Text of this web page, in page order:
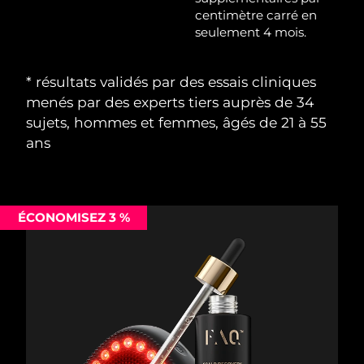
centimètre carré en
seulement 4 mois.
* résultats validés par des essais cliniques
menés par des experts tiers auprès de 34
sujets, hommes et femmes, âgés de 21 à 55
ans
ÉCONOMISEZ 3 %
Livraison estimée8/15/26
Portugal Livraison estimée8/12/26
Porto Rico
La Réunion
Livraison estimée
Livraison estimée
Arabie saoudite Livraison estimée